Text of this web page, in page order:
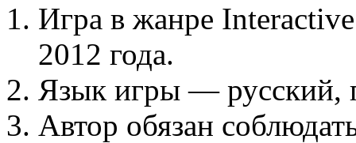
Игра в жанре
2012 года.
Язык игры — русский,
Автор обязан